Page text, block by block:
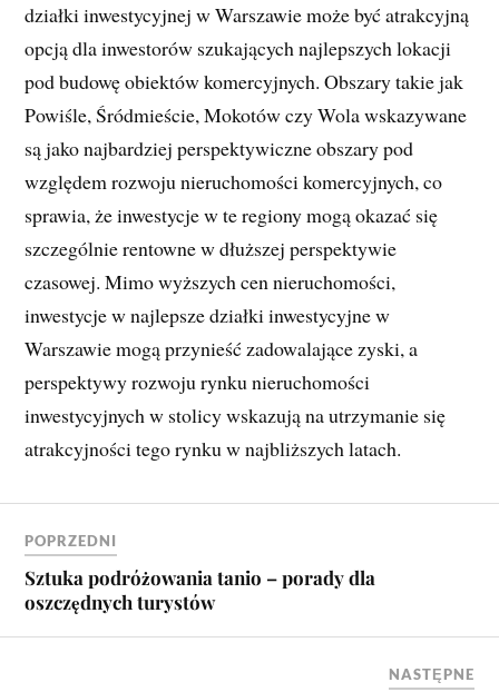
działki inwestycyjnej w Warszawie może być atrakcyjną
opcją dla inwestorów szukających najlepszych lokacji
pod budowę obiektów komercyjnych. Obszary takie jak
Powiśle, Śródmieście, Mokotów czy Wola wskazywane
są jako najbardziej perspektywiczne obszary pod
względem rozwoju nieruchomości komercyjnych, co
sprawia, że inwestycje w te regiony mogą okazać się
szczególnie rentowne w dłuższej perspektywie
czasowej. Mimo wyższych cen nieruchomości,
inwestycje w najlepsze działki inwestycyjne w
Warszawie mogą przynieść zadowalające zyski, a
perspektywy rozwoju rynku nieruchomości
inwestycyjnych w stolicy wskazują na utrzymanie się
atrakcyjności tego rynku w najbliższych latach.
POPRZEDNI
Sztuka podróżowania tanio – porady dla
oszczędnych turystów
NASTĘPNE